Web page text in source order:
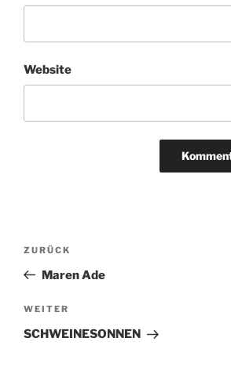
Website
Beitragsnavigation
Vorheriger
Beitrag
ZURÜCK
Maren Ade
Nächster
Beitrag
WEITER
SCHWEINESONNEN